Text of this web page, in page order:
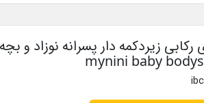
رکابی زیردکمه دار پسرانه نوزاد و